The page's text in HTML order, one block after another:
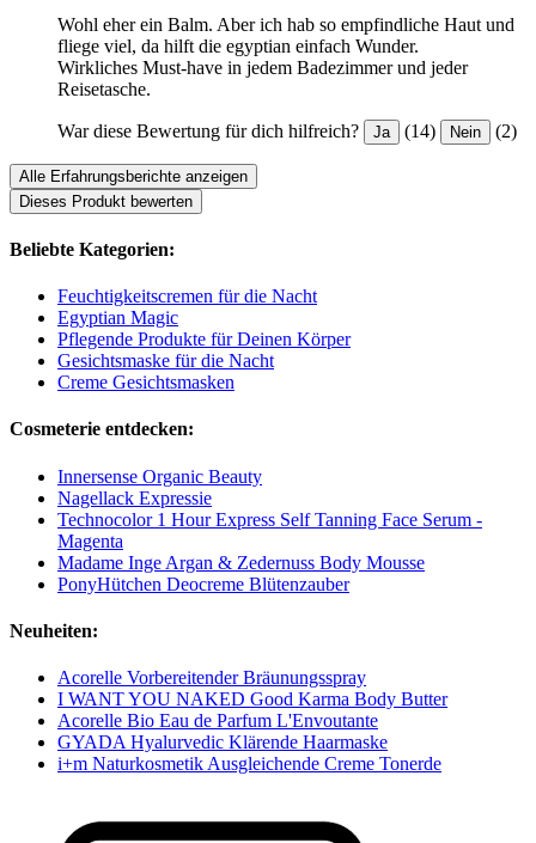
Wohl eher ein Balm. Aber ich hab so empfindliche Haut und
fliege viel, da hilft die egyptian einfach Wunder.
Wirkliches Must-have in jedem Badezimmer und jeder
Reisetasche.
War diese Bewertung für dich hilfreich? Ja (14) Nein (2)
Alle Erfahrungsberichte anzeigen
Dieses Produkt bewerten
Beliebte Kategorien:
Feuchtigkeitscremen für die Nacht
Egyptian Magic
Pflegende Produkte für Deinen Körper
Gesichtsmaske für die Nacht
Creme Gesichtsmasken
Cosmeterie entdecken:
Innersense Organic Beauty
Nagellack Expressie
Technocolor 1 Hour Express Self Tanning Face Serum -
Magenta
Madame Inge Argan & Zedernuss Body Mousse
PonyHütchen Deocreme Blütenzauber
Neuheiten:
Acorelle Vorbereitender Bräunungsspray
I WANT YOU NAKED Good Karma Body Butter
Acorelle Bio Eau de Parfum L'Envoutante
GYADA Hyalurvedic Klärende Haarmaske
i+m Naturkosmetik Ausgleichende Creme Tonerde